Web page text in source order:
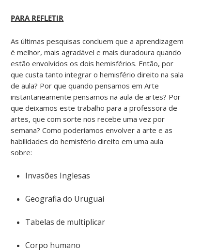
PARA REFLETIR
As últimas pesquisas concluem que a aprendizagem
é melhor, mais agradável e mais duradoura quando
estão envolvidos os dois hemisférios. Então, por
que custa tanto integrar o hemisfério direito na sala
de aula? Por que quando pensamos em Arte
instantaneamente pensamos na aula de artes? Por
que deixamos este trabalho para a professora de
artes, que com sorte nos recebe uma vez por
semana? Como poderíamos envolver a arte e as
habilidades do hemisfério direito em uma aula
sobre:
Invasões Inglesas
Geografia do Uruguai
Tabelas de multiplicar
Corpo humano